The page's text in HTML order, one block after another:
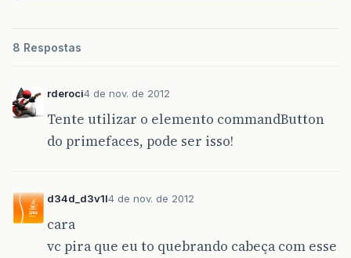
8 Respostas
rderoci4 de nov. de 2012
Tente utilizar o elemento commandButton
do primefaces, pode ser isso!
d34d_d3v1l4 de nov. de 2012
cara
vc pira que eu to quebrando cabeça com esse